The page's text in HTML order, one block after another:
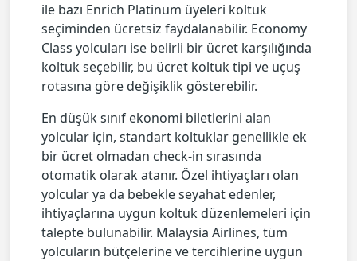
ile bazı Enrich Platinum üyeleri koltuk
seçiminden ücretsiz faydalanabilir. Economy
Class yolcuları ise belirli bir ücret karşılığında
koltuk seçebilir, bu ücret koltuk tipi ve uçuş
rotasına göre değişiklik gösterebilir.
En düşük sınıf ekonomi biletlerini alan
yolcular için, standart koltuklar genellikle ek
bir ücret olmadan check-in sırasında
otomatik olarak atanır. Özel ihtiyaçları olan
yolcular ya da bebekle seyahat edenler,
ihtiyaçlarına uygun koltuk düzenlemeleri için
talepte bulunabilir. Malaysia Airlines, tüm
yolcuların bütçelerine ve tercihlerine uygun